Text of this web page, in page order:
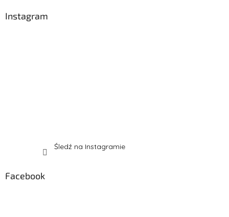
Instagram
Śledź na Instagramie
Facebook